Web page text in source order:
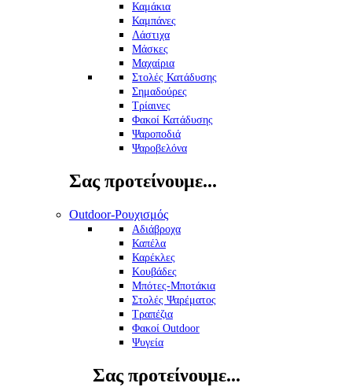
Καμάκια
Καμπάνες
Λάστιχα
Μάσκες
Μαχαίρια
Στολές Κατάδυσης
Σημαδούρες
Τρίαινες
Φακοί Κατάδυσης
Ψαροποδιά
Ψαροβελόνα
Σας προτείνουμε...
Outdoor-Ρουχισμός
Αδιάβροχα
Καπέλα
Καρέκλες
Κουβάδες
Μπότες-Μποτάκια
Στολές Ψαρέματος
Τραπέζια
Φακοί Outdoor
Ψυγεία
Σας προτείνουμε...